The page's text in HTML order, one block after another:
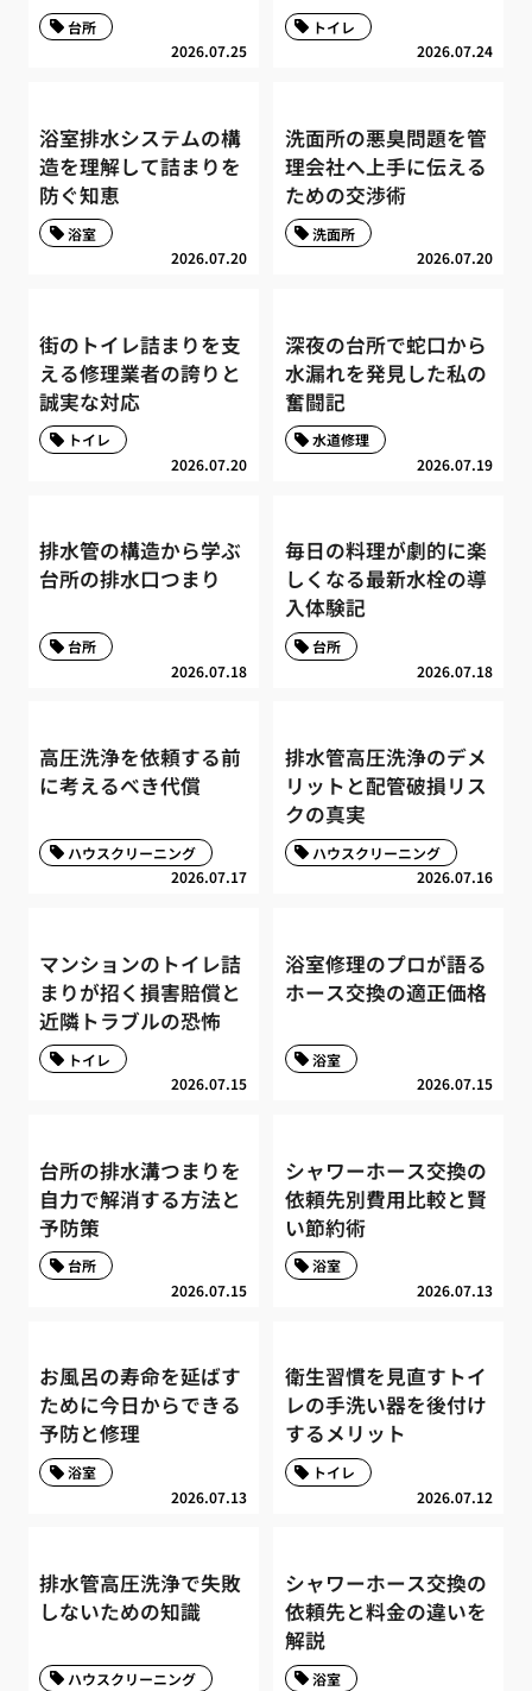
2026.07.25
台所
2026.07.24
トイレ
浴室排水システムの構
造を理解して詰まりを
防ぐ知恵
2026.07.20
浴室
洗面所の悪臭問題を管
理会社へ上手に伝える
ための交渉術
2026.07.20
洗面所
街のトイレ詰まりを支
える修理業者の誇りと
誠実な対応
2026.07.20
トイレ
深夜の台所で蛇口から
水漏れを発見した私の
奮闘記
2026.07.19
水道修理
排水管の構造から学ぶ
台所の排水口つまり
2026.07.18
台所
毎日の料理が劇的に楽
しくなる最新水栓の導
入体験記
2026.07.18
台所
高圧洗浄を依頼する前
に考えるべき代償
2026.07.17
ハウスクリーニング
排水管高圧洗浄のデメ
リットと配管破損リス
クの真実
2026.07.16
ハウスクリーニング
マンションのトイレ詰
まりが招く損害賠償と
近隣トラブルの恐怖
2026.07.15
トイレ
浴室修理のプロが語る
ホース交換の適正価格
2026.07.15
浴室
台所の排水溝つまりを
自力で解消する方法と
予防策
2026.07.15
台所
シャワーホース交換の
依頼先別費用比較と賢
い節約術
2026.07.13
浴室
お風呂の寿命を延ばす
ために今日からできる
予防と修理
2026.07.13
浴室
衛生習慣を見直すトイ
レの手洗い器を後付け
するメリット
2026.07.12
トイレ
排水管高圧洗浄で失敗
しないための知識
ハウスクリーニング
シャワーホース交換の
依頼先と料金の違いを
解説
浴室